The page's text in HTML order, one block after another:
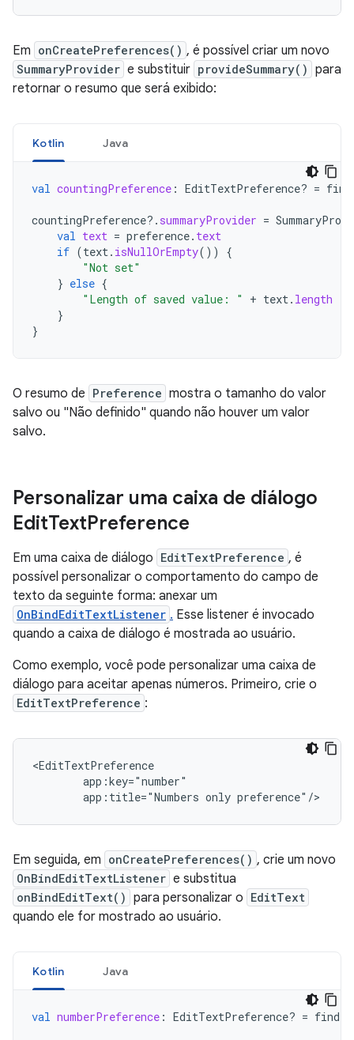
Em onCreatePreferences() , é possível criar um novo
SummaryProvider e substituir provideSummary() para
retornar o resumo que será exibido:
Kotlin Java
val countingPreference : EditTextPreference? =
countingPreference?. summaryProvider =
val text = preference. text
if (text. isNullOrEmpty())
{
"Not set"
} else {
"Length of saved value: "
+ text. length
}
}
O resumo de Preference mostra o tamanho do valor
salvo ou "Não definido" quando não houver um valor
salvo.
Personalizar uma caixa de diálogo
EditTextPreference
Em uma caixa de diálogo EditTextPreference , é
possível personalizar o comportamento do campo de
texto da seguinte forma: anexar um
OnBindEditTextListener . Esse listener é invocado
quando a caixa de diálogo é mostrada ao usuário.
Como exemplo, você pode personalizar uma caixa de
diálogo para aceitar apenas números. Primeiro, crie o
EditTextPreference :
app:title="Numbers only preference"/>
Em seguida, em onCreatePreferences() , crie um novo
OnBindEditTextListener e substitua
onBindEditText() para personalizar o EditText
quando ele for mostrado ao usuário.
Kotlin Java
val numberPreference : EditTextPreference? =